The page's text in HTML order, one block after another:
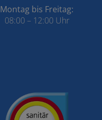
Montag bis Freitag:
08:00 – 12:00 Uhr